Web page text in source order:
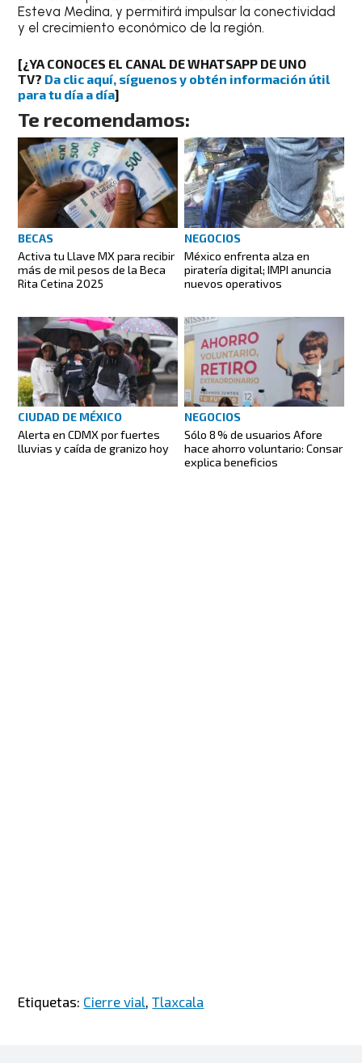
Esteva Medina, y permitirá impulsar la conectividad
y el crecimiento económico de la región.
[¿YA CONOCES EL CANAL DE WHATSAPP DE UNO
TV? Da clic aquí, síguenos y obtén información útil
para tu día a día]
Te recomendamos:
BECAS
Activa tu Llave MX para recibir
más de mil pesos de la Beca
Rita Cetina 2025
NEGOCIOS
México enfrenta alza en
piratería digital; IMPI anuncia
nuevos operativos
CIUDAD DE MÉXICO
Alerta en CDMX por fuertes
lluvias y caída de granizo hoy
NEGOCIOS
Sólo 8 % de usuarios Afore
hace ahorro voluntario: Consar
explica beneficios
Etiquetas: Cierre vial ,Tlaxcala